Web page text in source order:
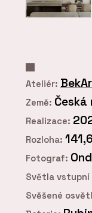
Ateliér:
Země: Česká
Realizace:
Rozloha:
Fotograf:
Světla vstupní
Svěšené